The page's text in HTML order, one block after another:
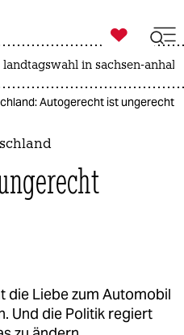
ich

taz zahl ich
landtagswahl in sachsen-anhalt
Autogerecht ist ungerecht
die Liebe zum Automobil
Und die Politik regiert